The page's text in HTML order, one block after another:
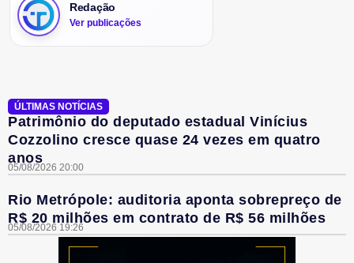
Redação
Ver publicações
ÚLTIMAS NOTÍCIAS
Patrimônio do deputado estadual Vinícius
Cozzolino cresce quase 24 vezes em quatro
anos
05/08/2026 20:00
Rio Metrópole: auditoria aponta sobrepreço de
R$ 20 milhões em contrato de R$ 56 milhões
05/08/2026 19:26